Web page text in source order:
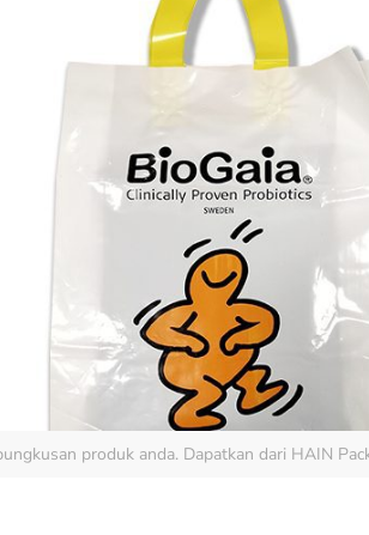
produk anda. Dapatkan dari HAIN